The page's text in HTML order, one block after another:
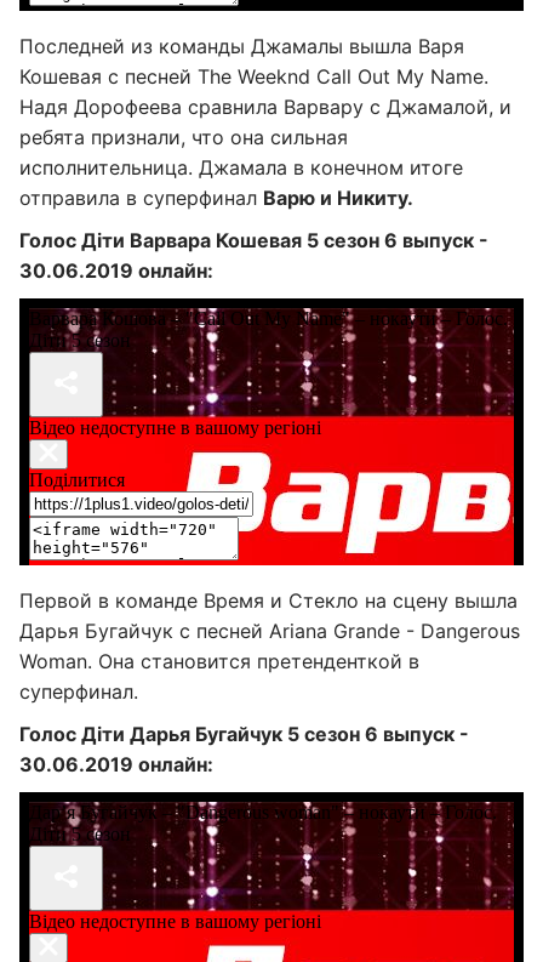
Последней из команды Джамалы вышла Варя
Кошевая с песней The Weeknd Call Out My Name.
Надя Дорофеева сравнила Варвару с Джамалой, и
ребята признали, что она сильная
исполнительница. Джамала в конечном итоге
отправила в суперфинал Варю и Никиту.
Голос Діти Варвара Кошевая 5 сезон 6 выпуск -
30.06.2019 онлайн:
Первой в команде Время и Стекло на сцену вышла
Дарья Бугайчук с песней Ariana Grande - Dangerous
Woman. Она становится претенденткой в
суперфинал.
Голос Діти Дарья Бугайчук 5 сезон 6 выпуск -
30.06.2019 онлайн: